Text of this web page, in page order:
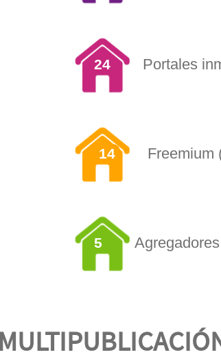
24 Portales
14 Freemium
5 Agregadores